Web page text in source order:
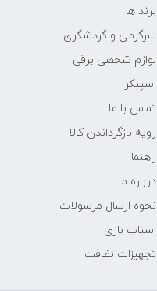
برند ها
سرگرمی و گردشگری
لوازم شخصی برقی
اسپیکر
تماس با ما
رویه بازگرداندن کالا
راهنما
درباره ما
نحوه ارسال مرسولات
اسباب بازی
تجهیزات نظافت